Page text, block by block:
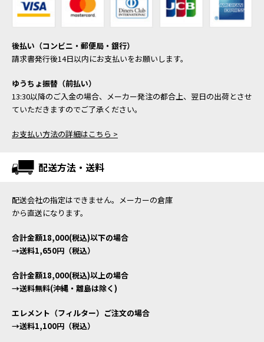
後払い（コンビニ・郵便局・銀行）
請求書発行後14日以内にお支払いをお願いします。
ゆうちょ振替（前払い）
13:30以降のご入金の場合、メーカー発注の都合上、翌日の出荷とさせ
ていただきますのでご了承ください。
お支払い方法の詳細はこちら >
配送方法・送料
配送会社の指定はできません。メーカーの倉庫
から直送になります。
合計金額18,000(税込)以下の場合
→送料1,650円（税込）
合計金額18,000(税込)以上の場合
→送料無料(沖縄・離島は除く)
エレメント（フィルター）ご注文の場合
→送料1,100円（税込）